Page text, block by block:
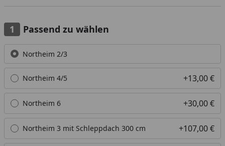
Passend zu wählen
Alle anzeigen (7)
Northeim 2/3
Northeim 4/5 +13,00 €
Northeim 6 +30,00 €
Northeim 3 mit Schleppdach 300 cm +107,00 €